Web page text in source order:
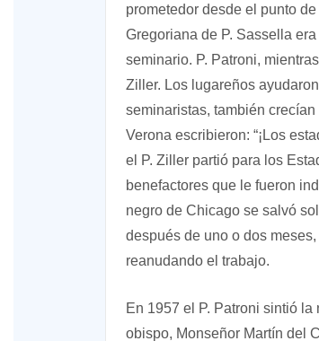
prometedor desde el punto
Gregoriana de P. Sassella
seminario. P. Patroni,
Ziller. Los lugareños
seminaristas, también
Verona escribieron: “¡Los
el P. Ziller partió para los
benefactores que le fueron
negro de Chicago se salvó
después de uno o dos
reanudando el trabajo.
En 1957 el P. Patroni sintió
obispo, Monseñor Martín del